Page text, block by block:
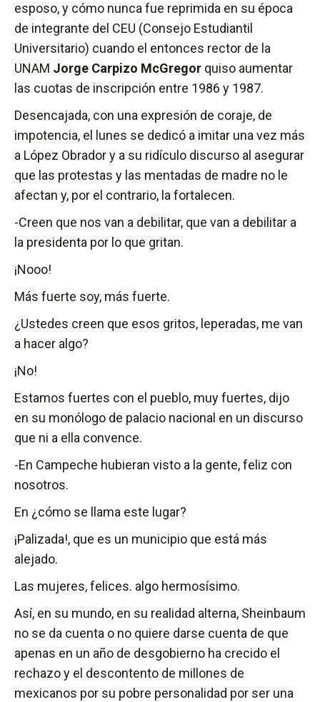
esposo, y cómo nunca fue reprimida en su época
de integrante del CEU (Consejo Estudiantil
Universitario) cuando el entonces rector de la
UNAM Jorge Carpizo McGregor quiso aumentar
las cuotas de inscripción entre 1986 y 1987.
Desencajada, con una expresión de coraje, de
impotencia, el lunes se dedicó a imitar una vez más
a López Obrador y a su ridículo discurso al asegurar
que las protestas y las mentadas de madre no le
afectan y, por el contrario, la fortalecen.
-Creen que nos van a debilitar, que van a debilitar a
la presidenta por lo que gritan.
¡Nooo!
Más fuerte soy, más fuerte.
¿Ustedes creen que esos gritos, leperadas, me van
a hacer algo?
¡No!
Estamos fuertes con el pueblo, muy fuertes, dijo
en su monólogo de palacio nacional en un discurso
que ni a ella convence.
-En Campeche hubieran visto a la gente, feliz con
nosotros.
En ¿cómo se llama este lugar?
¡Palizada!, que es un municipio que está más
alejado.
Las mujeres, felices. algo hermosísimo.
Así, en su mundo, en su realidad alterna, Sheinbaum
no se da cuenta o no quiere darse cuenta de que
apenas en un año de desgobierno ha crecido el
rechazo y el descontento de millones de
mexicanos por su pobre personalidad por ser una